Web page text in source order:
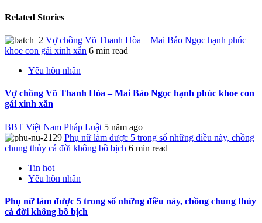
Related Stories
Vợ chồng Võ Thanh Hòa – Mai Bảo Ngọc hạnh phúc
khoe con gái xinh xắn 6 min read
Yêu hôn nhân
Vợ chồng Võ Thanh Hòa – Mai Bảo Ngọc hạnh phúc khoe con
gái xinh xắn
BBT Việt Nam Pháp Luật 5 năm ago
Phụ nữ làm được 5 trong số những điều này, chồng
chung thủy cả đời không bồ bịch 6 min read
Tin hot
Yêu hôn nhân
Phụ nữ làm được 5 trong số những điều này, chồng chung thủy
cả đời không bồ bịch